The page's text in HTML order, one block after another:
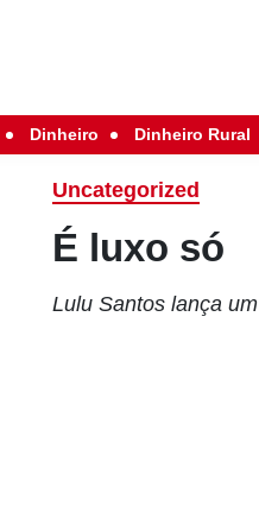
Dinheiro Dinheiro Rural
Uncategorized
É luxo só
Lulu Santos lança